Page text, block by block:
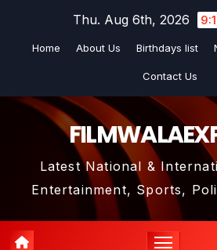
Thu. Aug 6th, 2026
Home About Us Birthdays list
Contact Us
Latest National &
Entertainment, Sports,